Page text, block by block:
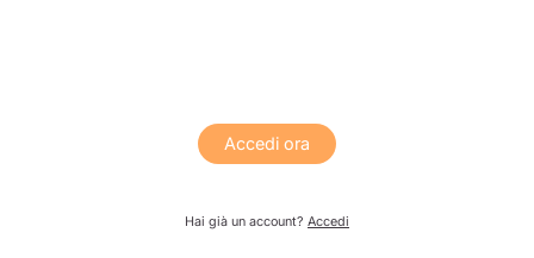
Accedi ora
Hai già un account? Accedi